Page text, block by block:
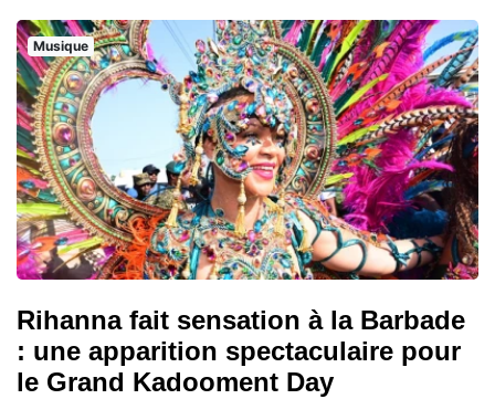
Musique
Rihanna fait sensation à la Barbade
: une apparition spectaculaire pour
le Grand Kadooment Day